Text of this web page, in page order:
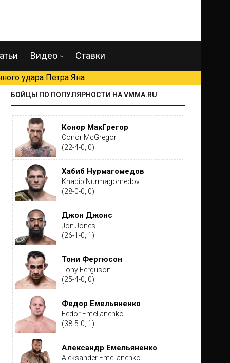
Видео Ставки
удара Петра Яна
БОЙЦЫ ПО ПОПУЛЯРНОСТИ НА VMMA.RU
Конор МакГрегор
Conor McGregor
(22-4-0, 0)
Хабиб Нурмагомедов
Khabib Nurmagomedov
(28-0-0, 0)
Джон Джонс
Jon Jones
(26-1-0, 1)
Тони Фергюсон
Tony Ferguson
(25-4-0, 0)
Федор Емельяненко
Fedor Emelianenko
(38-5-0, 1)
Александр Емельяненко
Aleksander Emelianenko